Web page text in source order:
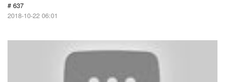
# 637
2018-10-22 06:01